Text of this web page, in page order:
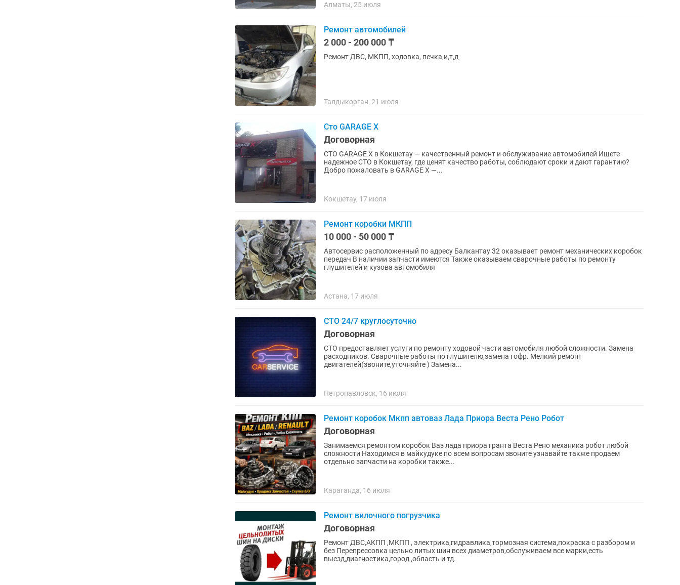
Алматы, 25 июля
Ремонт автомобилей
2 000 - 200 000 ₸
Ремонт ДВС, МКПП, ходовка, печка,и,т,д
Талдыкорган, 21 июля
Сто GARAGE X
Договорная
СТО GARAGE X в Кокшетау — качественный ремонт и обслуживание автомобилей Ищете
надежное СТО в Кокшетау, где ценят качество работы, соблюдают сроки и дают гарантию?
Добро пожаловать в GARAGE X —...
Кокшетау, 17 июля
Ремонт коробки МКПП
10 000 - 50 000 ₸
Автосервис расположенный по адресу Балкантау 32 оказывает ремонт механических коробок
передач В наличии запчасти имеются Также оказываем сварочные работы по ремонту
глушителей и кузова автомобиля
Астана, 17 июля
СТО 24/7 круглосуточно
Договорная
СТО предоставляет услуги по ремонту ходовой части автомобиля любой сложности. Замена
расходников. Сварочные работы по глушителю,замена гофр. Мелкий ремонт
двигателей(звоните,уточняйте ) Замена...
Петропавловск, 16 июля
Ремонт коробок Мкпп автоваз Лада Приора Веста Рено Робот
Договорная
Занимаемся ремонтом коробок Ваз лада приора гранта Веста Рено механика робот любой
сложности Находимся в майкудуке по всем вопросам звоните узнавайте также продаем
отдельно запчасти на коробки также...
Караганда, 16 июля
Ремонт вилочного погрузчика
Договорная
Ремонт ДВС,АКПП ,МКПП , электрика,гидравлика,тормозная система,покраска с разбором и
без Перепрессовка цельно литых шин всех диаметров,обслуживаем все марки,есть
выезд,диагностика,город ,область и тд.